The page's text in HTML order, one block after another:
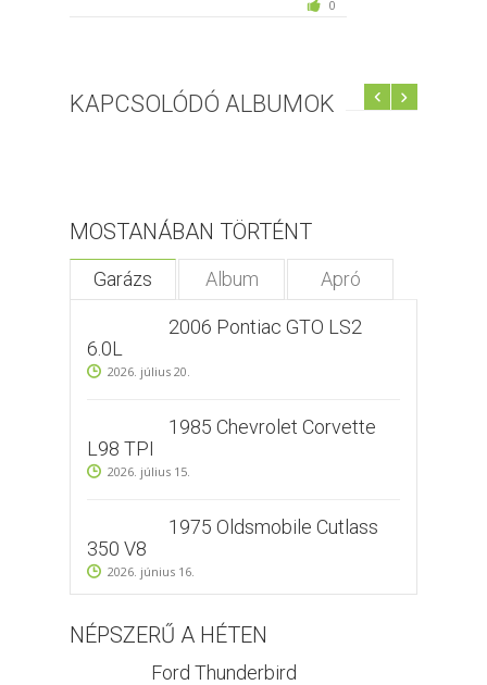
0
KAPCSOLÓDÓ ALBUMOK
Memory Function
0.0002 478760 {main}( )
Szombathely
2010-05-20
2012. május 21.
1. Usav8
Találkozó 2010.
MOSTANÁBAN TÖRTÉNT
Garázs Album Apró
2006 Pontiac GTO LS2
6.0L
2026. július 20.
1985 Chevrolet Corvette
L98 TPI
2026. július 15.
1975 Oldsmobile Cutlass
350 V8
2026. június 16.
NÉPSZERŰ A HÉTEN
Ford Thunderbird